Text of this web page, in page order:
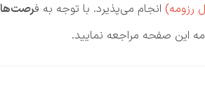
رزومه) انجام می‌پذیرد. با توجه به ف
این صفحه مراجعه نمایید.